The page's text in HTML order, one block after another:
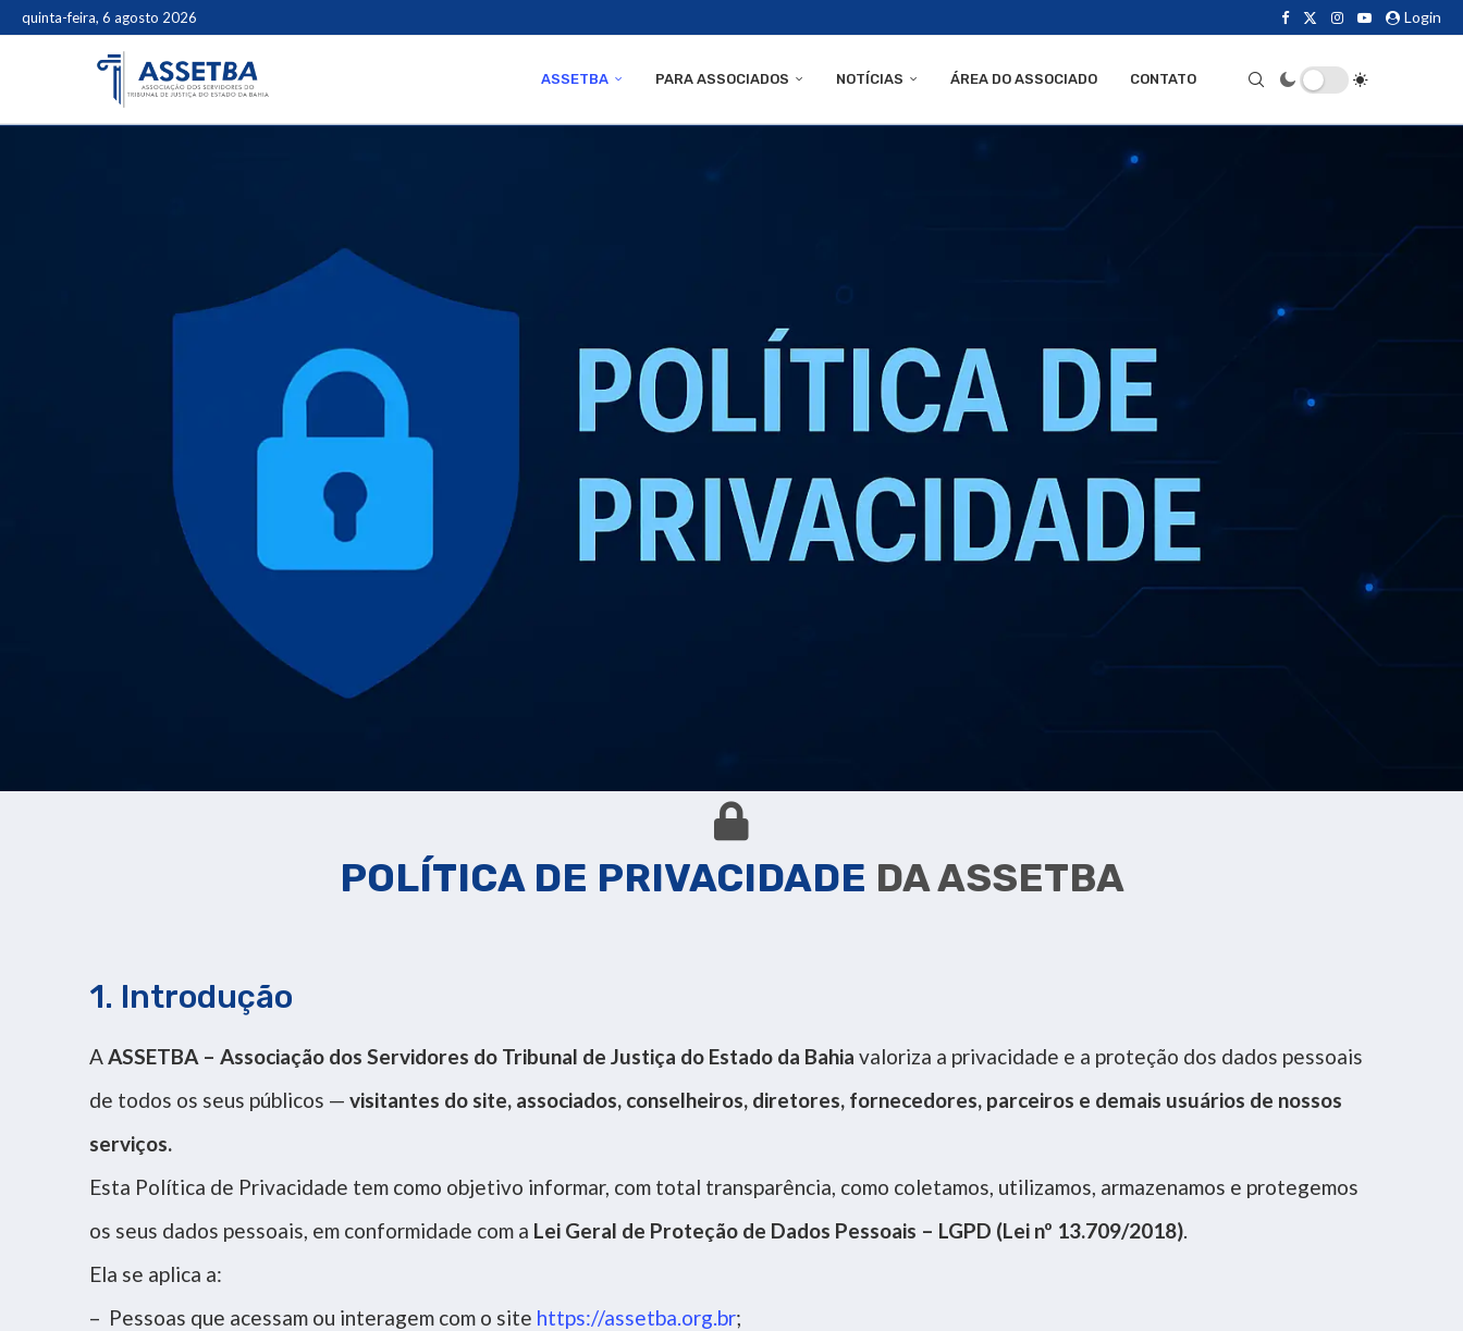
quinta-feira, 6 agosto 2026 Login
ASSETBA PARA ASSOCIADOS NOTÍCIAS ÁREA DO ASSOCIADO CONTATO
POLÍTICA DE PRIVACIDADE DA ASSETBA
1. Introdução
AASSETBA – Associação dos Servidores do Tribunal de Justiça do Estado da Bahia valoriza a privacidade e a proteção dos dados pessoais
de todos os seus públicos — visitantes do site, associados, conselheiros, diretores, fornecedores, parceiros e demais usuários de nossos
serviços.
Esta Política de Privacidade tem como objetivo informar, com total transparência, como coletamos, utilizamos, armazenamos e protegemos
os seus dados pessoais, em conformidade com a Lei Geral de Proteção de Dados Pessoais – LGPD (Lei nº 13.709/2018).
Ela se aplica a:
– Pessoas que acessam ou interagem com o site https://assetba.org.br;